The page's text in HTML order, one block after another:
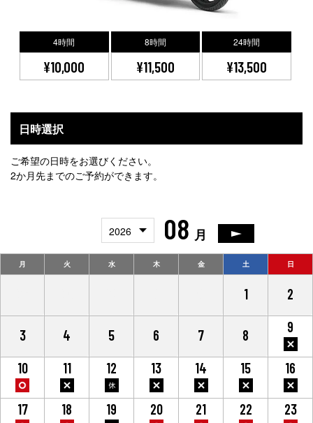
4時間
¥10,000
8時間
¥11,500
24時間
¥13,500
日時選択
ご希望の日時をお選びください。
2か月先までのご予約ができます。
2026 08 月
月 火 水 木 金 土 日
1 2
3 4 5 6 7 8
9
10 11 12 13 14 15 16
17 18 19 20 21 22 23